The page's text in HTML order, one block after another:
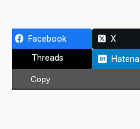
Facebook X
Threads
Hatena
Copy